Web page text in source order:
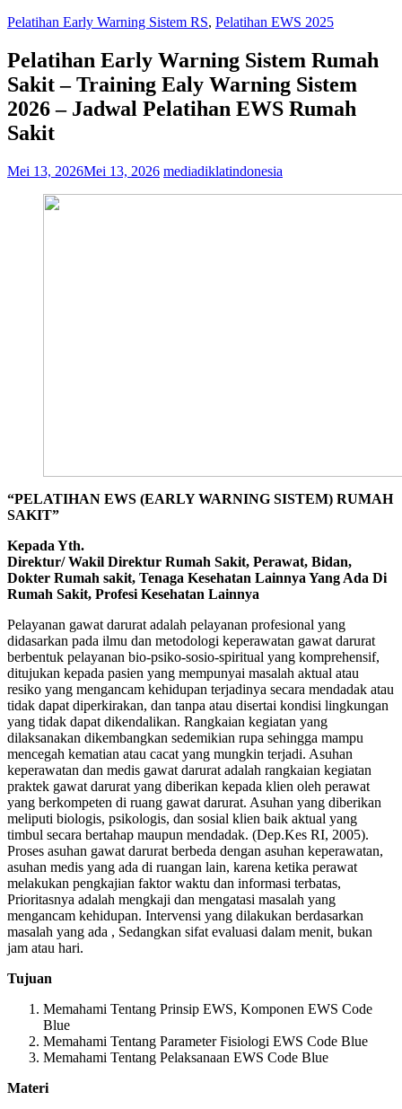
Pelatihan Early Warning Sistem RS, Pelatihan EWS 2025
Pelatihan Early Warning Sistem Rumah
Sakit – Training Ealy Warning Sistem
2026 – Jadwal Pelatihan EWS Rumah
Sakit
Mei 13, 2026Mei 13, 2026 mediadiklatindonesia
“PELATIHAN EWS (EARLY WARNING SISTEM) RUMAH
SAKIT”
Kepada Yth.
Direktur/ Wakil Direktur Rumah Sakit, Perawat, Bidan,
Dokter Rumah sakit, Tenaga Kesehatan Lainnya Yang Ada Di
Rumah Sakit, Profesi Kesehatan Lainnya
Pelayanan gawat darurat adalah pelayanan profesional yang
didasarkan pada ilmu dan metodologi keperawatan gawat darurat
berbentuk pelayanan bio-psiko-sosio-spiritual yang komprehensif,
ditujukan kepada pasien yang mempunyai masalah aktual atau
resiko yang mengancam kehidupan terjadinya secara mendadak atau
tidak dapat diperkirakan, dan tanpa atau disertai kondisi lingkungan
yang tidak dapat dikendalikan. Rangkaian kegiatan yang
dilaksanakan dikembangkan sedemikian rupa sehingga mampu
mencegah kematian atau cacat yang mungkin terjadi. Asuhan
keperawatan dan medis gawat darurat adalah rangkaian kegiatan
praktek gawat darurat yang diberikan kepada klien oleh perawat
yang berkompeten di ruang gawat darurat. Asuhan yang diberikan
meliputi biologis, psikologis, dan sosial klien baik aktual yang
timbul secara bertahap maupun mendadak. (Dep.Kes RI, 2005).
Proses asuhan gawat darurat berbeda dengan asuhan keperawatan,
asuhan medis yang ada di ruangan lain, karena ketika perawat
melakukan pengkajian faktor waktu dan informasi terbatas,
Prioritasnya adalah mengkaji dan mengatasi masalah yang
mengancam kehidupan. Intervensi yang dilakukan berdasarkan
masalah yang ada , Sedangkan sifat evaluasi dalam menit, bukan
jam atau hari.
Tujuan
Memahami Tentang Prinsip EWS, Komponen EWS Code
Blue
Memahami Tentang Parameter Fisiologi EWS Code Blue
Memahami Tentang Pelaksanaan EWS Code Blue
Materi